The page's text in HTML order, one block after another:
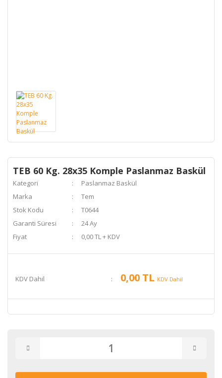
TEB 60 Kg. 28x35 Komple Paslanmaz Baskül
Kategori
Paslanmaz Baskül
Marka
Tem
Stok Kodu
T0644
Garanti Süresi
24 Ay
Fiyat
0,00 TL + KDV
KDV Dahil 0,00 TL KDV Dahil